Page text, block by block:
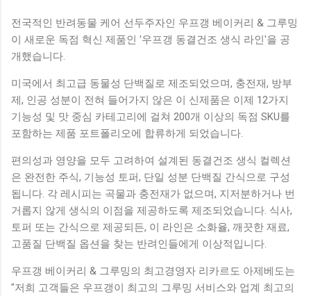
전국적인 반려동물 케어 선두주자인 우프갱 베이커리 & 그루밍
이 새로운 독점 혁신 제품인 '우프갱 동결건조 생식 라인'을 공
개했습니다.
미국에서 최고급 동물성 단백질로 제조되었으며, 충전재, 방부
제, 인공 성분이 전혀 들어가지 않은 이 신제품은 이제 12가지
기능성 및 맛 중심 카테고리에 걸쳐 200개 이상의 독점 SKU를
포함하는 제품 포트폴리오에 합류하게 되었습니다.
편의성과 영양을 모두 고려하여 설계된 동결건조 생식 컬렉션
은 완전한 주식, 기능성 토퍼, 단일 성분 단백질 간식으로 구성
됩니다. 각 레시피는 곡물과 충전재가 없으며, 지저분하거나 번
거롭지 않게 생식의 이점을 제공하도록 제조되었습니다. 식사,
토퍼 또는 간식으로 제공되든, 이 라인은 소화율, 깨끗한 재료,
고품질 단백질 옵션을 찾는 반려인들에게 이상적입니다.
우프갱 베이커리 & 그루밍의 최고경영자 리카르도 아제베도는
"저희 고객들은 우프갱이 최고의 그루밍 서비스와 업계 최고의